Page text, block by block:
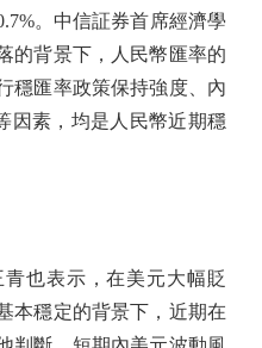
。中信証券首席經濟學
的背景下，人民幣匯率的
穩匯率政策保持強度、內
因素，均是人民幣近期穩
也表示，在美元大幅貶
本穩定的背景下，近期在